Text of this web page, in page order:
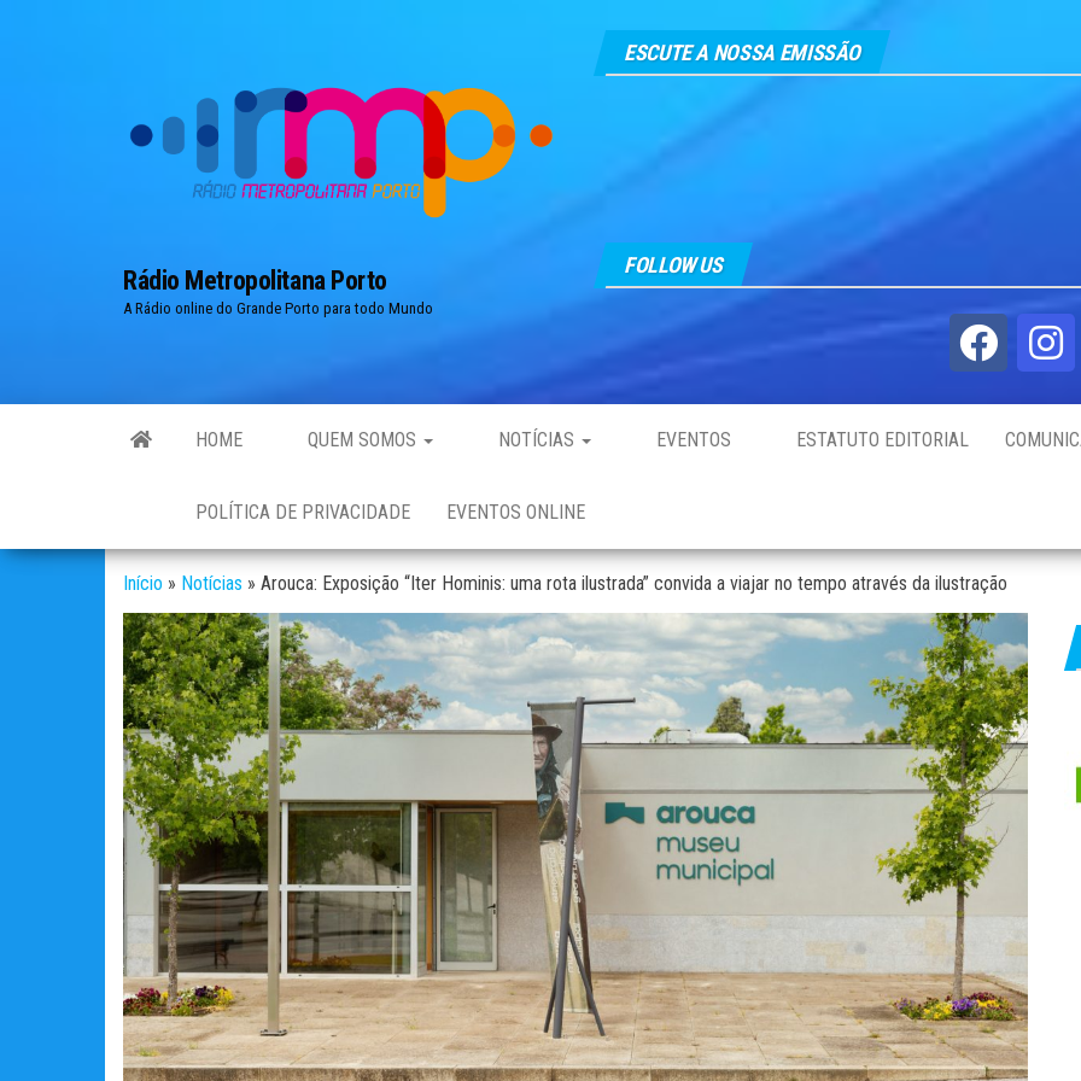
Rádio Metropolitana Porto
A Rádio online do Grande Porto para todo Mundo
ESCUTE A NOSSA EMISSÃO
FOLLOW US
HOME QUEM SOMOS NOTÍCIAS EVENTOS ESTATUTO EDITORIAL
POLÍTICA DE PRIVACIDADE EVENTOS ONLINE
Início » Notícias » Arouca: Exposição “Iter Hominis: uma rota ilustrada” convida a viajar no tempo através da ilustração